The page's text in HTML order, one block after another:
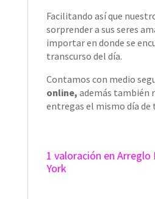
Facilitando así que
sorprender a sus seres
importar en donde se
transcurso del día.
Contamos con medio
online, además también
entregas el mismo día de
1 valoración en Arreglo
York